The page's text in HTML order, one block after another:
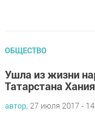
ОБЩЕСТВО
Ушла из жизни
Татарстана
автор, 27 июля 2017 -